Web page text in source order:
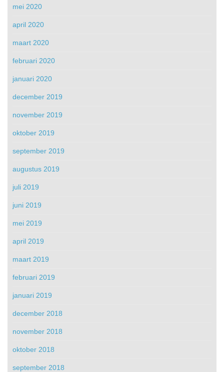
mei 2020
april 2020
maart 2020
februari 2020
januari 2020
december 2019
november 2019
oktober 2019
september 2019
augustus 2019
juli 2019
juni 2019
mei 2019
april 2019
maart 2019
februari 2019
januari 2019
december 2018
november 2018
oktober 2018
september 2018